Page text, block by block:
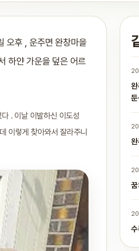
오후 , 운주면 완창마을
하얀 가운을 덮은 어르
. 이날 이발하신 이도성
이렇게 찾아와서 잘라주니